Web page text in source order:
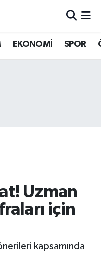
EKONOMİ SPOR
Uzman
için
kapsamında